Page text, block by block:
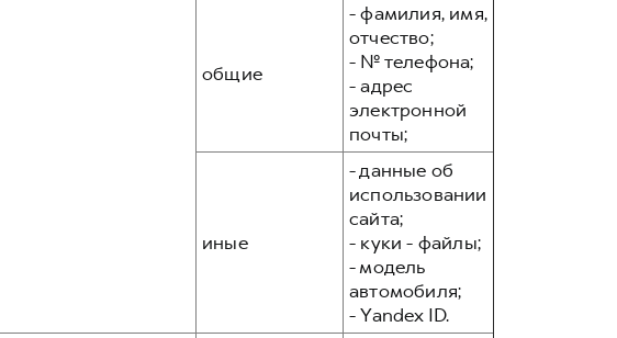
общие
- фамилия, имя,
отчество;
- № телефона;
- адрес
электронной
почты;
иные
- данные об
использовании
сайта;
- куки - файлы;
- модель
автомобиля;
- Yandex ID.